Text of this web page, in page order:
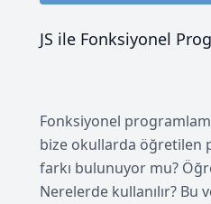
JS ile Fonksiyonel
Fonksiyonel
bize okullarda öğretilen
farkı bulunuyor mu?
Nerelerde kullanılır? Bu